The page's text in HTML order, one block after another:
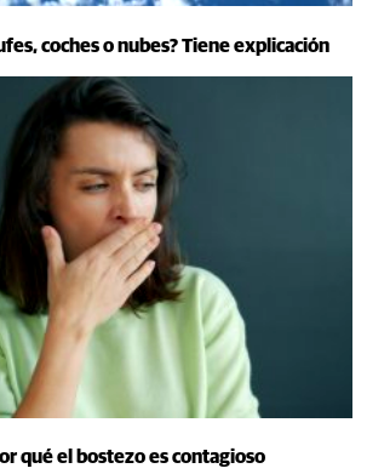
coches o nubes? Tiene explicación
qué el bostezo es contagioso